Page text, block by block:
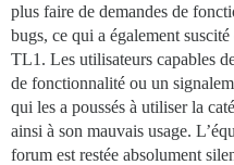
plus faire de demandes de
bugs, ce qui a également
TL1. Les utilisateurs capables
de fonctionnalité ou un
qui les a poussés à utiliser la
ainsi à son mauvais usage.
forum est restée absolument